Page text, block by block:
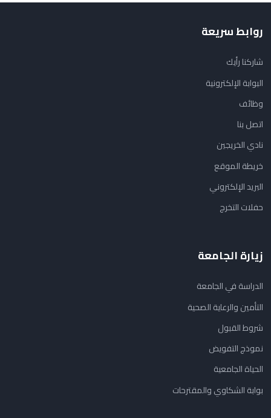
روابط سريعة
شاركنا رأيك
البوابة الإلكترونية
وظائف
اتصل بنا
نادي الخريجين
خريطة الموقع
البريد الإلكتروني
حفلات التخرج
زيارة الجامعة
الدراسة في الجامعة
التأمين والرعاية الصحية
شروط القبول
نموذج التفويض
الحياة الجامعية
بوابة الشكاوي والمقترحات